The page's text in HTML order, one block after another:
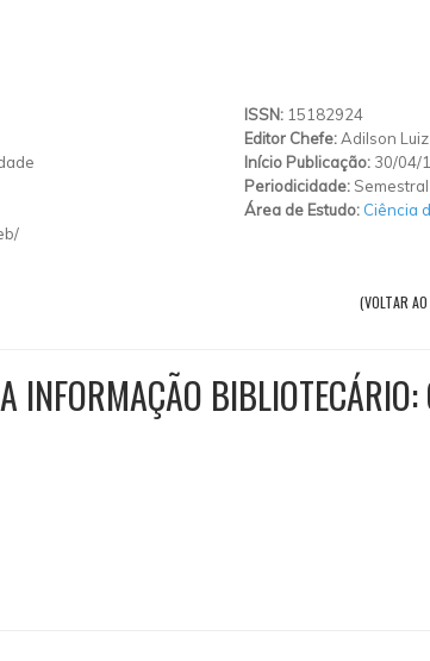
ISSN: 15182924
Editor Chefe:Adilson
Início Publicação: 30/04/
Periodicidade: Semestral
Área de Estudo: Ciência
(VOLTAR
INFORMAÇÃO BIBLIOTECÁRIO: